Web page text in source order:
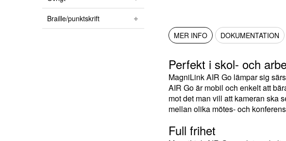
Braille/punktskrift
MER INFO
DOKUMENTATION
Perfekt i skol- och
MagniLink AIR Go lämpar sig
AIR Go är mobil och enkelt att
mot det man vill att kameran ska
mellan olika mötes- och
Full frihet